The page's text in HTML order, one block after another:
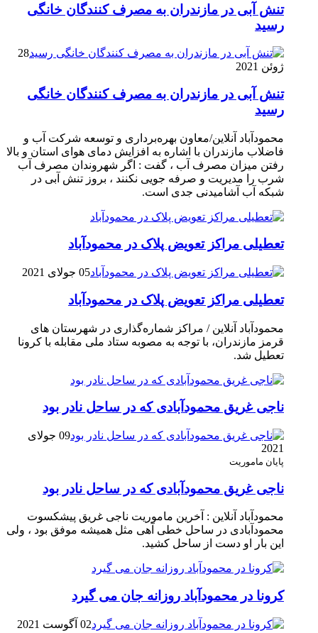
تنش آبی در مازندران به مصرف كنندگان خانگی
رسيد
28
ژوئن 2021
تنش آبی در مازندران به مصرف كنندگان خانگی
رسيد
محمودآباد آنلاین/معاون بهره‌برداری و توسعه شرکت آب و
فاضلاب مازندران با اشاره به افزایش دمای هوای استان و بالا
رفتن میزان مصرف آب ، گفت : اگر شهروندان مصرف آب
شرب را مدیریت و صرفه جویی نکنند ، بروز تنش آبی در
شبکه آب آشامیدنی جدی است.
تعطیلی مراکز تعویض پلاک در محمودآباد
05 جولای 2021
تعطیلی مراکز تعویض پلاک در محمودآباد
محمودآباد آنلاین / مراکز شماره‌گذاری در شهر‌ستان های
قرمز مازندران، با توجه به مصوبه ستاد ملی مقابله با کرونا
تعطیل شد.
ناجی غریق محمودآبادی که در ساحل نادر بود
09 جولای
2021
پایان ماموریت
ناجی غریق محمودآبادی که در ساحل نادر بود
محمودآباد آنلاین : آخرین ماموریت ناجی غریق پیشکسوت
محمودآبادی در ساحل خطی آهی مثل همیشه موفق بود ، ولی
این بار او دست از ساحل کشید.
کرونا در محمودآباد روزانه جان می گیرد
02 آگوست 2021